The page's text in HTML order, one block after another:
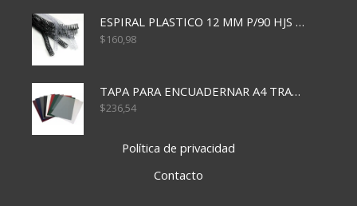
ESPIRAL PLASTICO 12 MM P/90 HJS X50X1500
$160,98
TAPA PARA ENCUADERNAR A4 TRANSP x50x500
$236,54
Política de privacidad
Contacto